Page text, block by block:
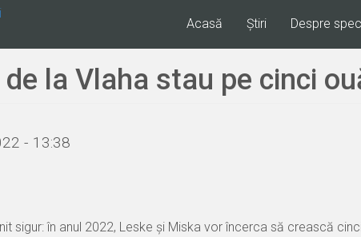
navigáció
Acasă Știri Despre
de la Vlaha stau pe cinci
- 13:38
sigur: în anul 2022, Leske și Miska vor încerca să crească